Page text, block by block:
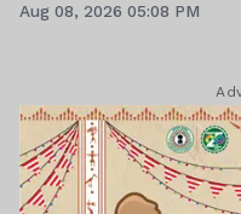
Aug 08, 2026 05:08 PM